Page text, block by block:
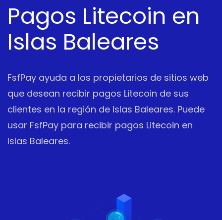
Pagos Litecoin en
Islas Baleares
FsfPay ayuda a los propietarios de sitios web
que desean recibir pagos Litecoin de sus
clientes en la región de Islas Baleares. Puede
usar FsfPay para recibir pagos Litecoin en
Islas Baleares.